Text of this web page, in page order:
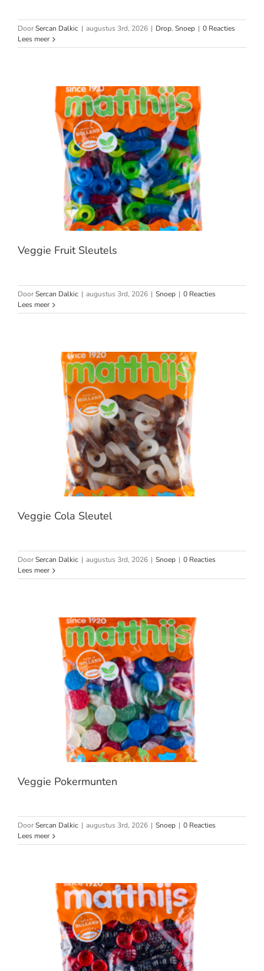
DoorSercan Dalkic | augustus 3rd, 2026 | Drop, Snoep | 0 Reacties
Lees meer
Veggie Fruit Sleutels
DoorSercan Dalkic | augustus 3rd, 2026 | Snoep | 0 Reacties
Lees meer
Veggie Cola Sleutel
DoorSercan Dalkic | augustus 3rd, 2026 | Snoep | 0 Reacties
Lees meer
Veggie Pokermunten
DoorSercan Dalkic | augustus 3rd, 2026 | Snoep | 0 Reacties
Lees meer